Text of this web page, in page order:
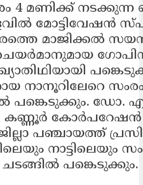
4 മണിക്ക്
മോട്ടിവേഷന്‍
മാജിക്കല്‍
നാനൂറിലേറെ
പങ്കെടുക്കും. ഡോ.
കോര്‍പറേഷന്‍
പഞ്ചായത്ത്
നാട്ടിലെയും
പങ്കെടുക്കും.